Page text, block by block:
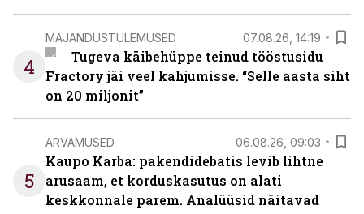
4
MAJANDUSTULEMUSED 07.08.26, 14:19
Tugeva käibehüppe teinud tööstusidu
Fractory jäi veel kahjumisse. “Selle aasta siht
on 20 miljonit”
5
ARVAMUSED 06.08.26, 09:03
Kaupo Karba: pakendidebatis levib lihtne
arusaam, et korduskasutus on alati
keskkonnale parem. Analüüsid näitavad